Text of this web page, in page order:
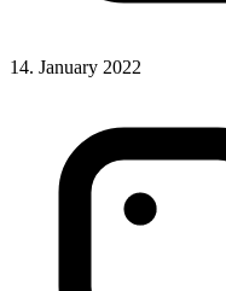
14. January 2022